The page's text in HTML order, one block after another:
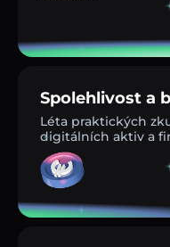
Spolehlivost a
Léta praktických
digitálních aktiv a